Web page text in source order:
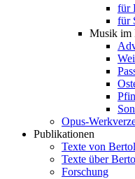
für
für
Musik im
Opus-
Publikationen
Texte von
Texte über
Forschung